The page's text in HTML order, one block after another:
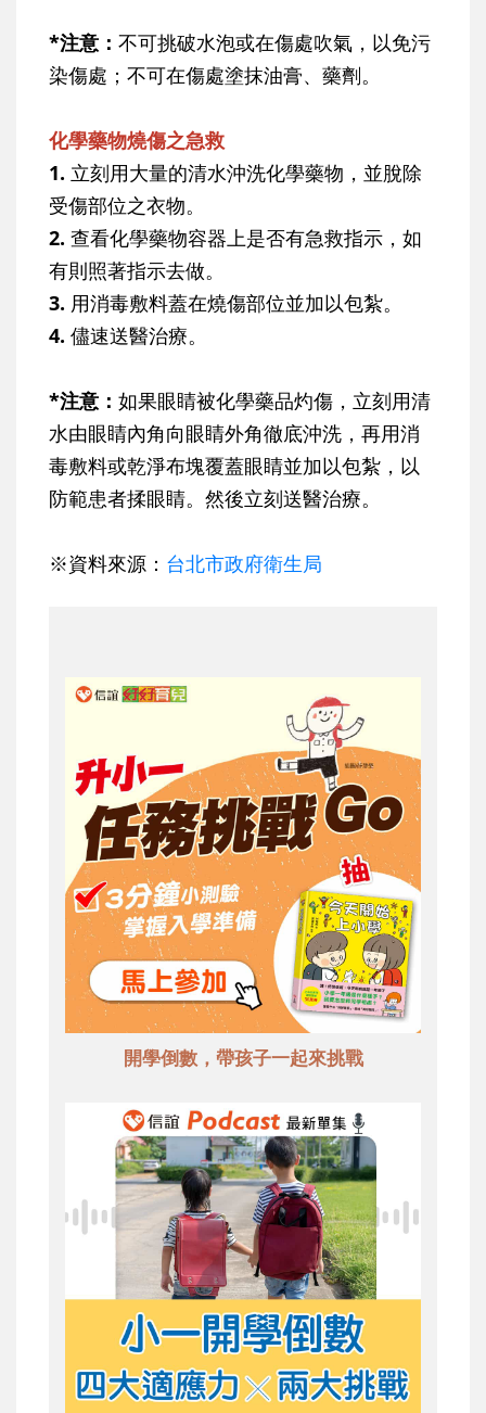
*注意： 不可挑破水泡或在傷處吹氣，以免污
染傷處；不可在傷處塗抹油膏、藥劑。
化學藥物燒傷之急救
1. 立刻用大量的清水沖洗化學藥物，並脫除
受傷部位之衣物。
2. 查看化學藥物容器上是否有急救指示，如
有則照著指示去做。
3. 用消毒敷料蓋在燒傷部位並加以包紮。
4. 儘速送醫治療。
*注意： 如果眼睛被化學藥品灼傷，立刻用清
水由眼睛內角向眼睛外角徹底沖洗，再用消
毒敷料或乾淨布塊覆蓋眼睛並加以包紮，以
防範患者揉眼睛。然後立刻送醫治療。
※資料來源： 台北市政府衛生局
開學倒數，帶孩子一起來挑戰